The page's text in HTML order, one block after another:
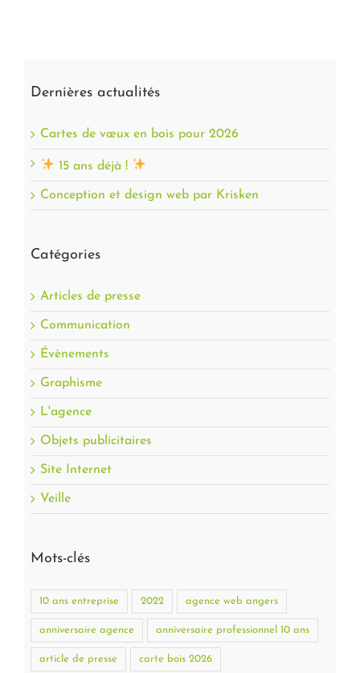
Dernières actualités
Cartes de vœux en bois pour 2026
15 ans déjà !
Conception et design web par Krisken
Catégories
Articles de presse
Communication
Évènements
Graphisme
L'agence
Objets publicitaires
Site Internet
Veille
Mots-clés
10 ans entreprise 2022 agence web angers
anniversaire agence anniversaire professionnel 10 ans
article de presse carte bois 2026